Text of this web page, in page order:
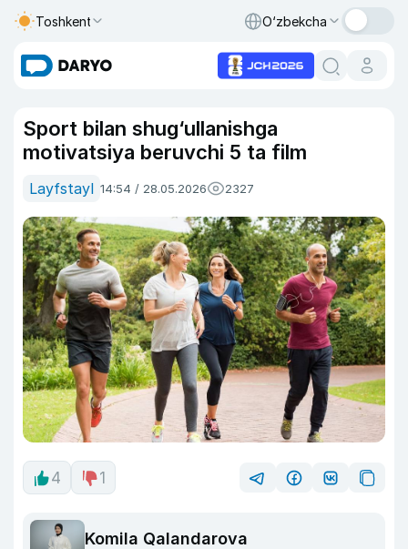
Toshkent O‘zbekcha
Sport bilan shug‘ullanishga
motivatsiya beruvchi 5 ta film
Layfstayl 14:54 / 28.05.2026 2327
4 1
Komila Qalandarova